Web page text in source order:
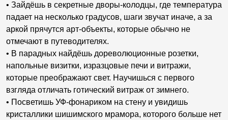
• Зайдёшь в секретные дворы-колодцы, где температура
падает на несколько градусов, шаги звучат иначе, а за
аркой прячутся арт-объекты, которые обычно не
отмечают в путеводителях.
• В парадных найдёшь дореволюционные розетки,
напольные визитки, изразцовые печи и витражи,
которые преображают свет. Научишься с первого
взгляда отличать готический витраж от зимнего.
• Посветишь УФ-фонариком на стену и увидишь
кристаллики шишимского мрамора, которого больше нет